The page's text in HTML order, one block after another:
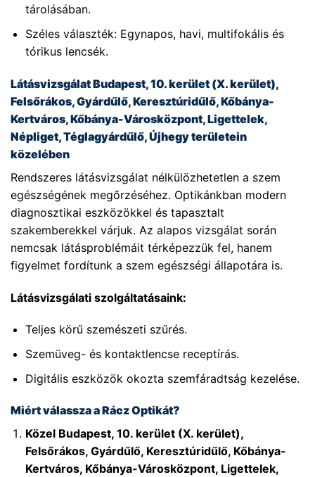
tárolásában.
Széles választék: Egynapos, havi, multifokális és
tórikus lencsék.
Látásvizsgálat Budapest, 10. kerület (X. kerület),
Felsőrákos, Gyárdűlő, Keresztúridűlő, Kőbánya-
Kertváros, Kőbánya-Városközpont, Ligettelek,
Népliget, Téglagyárdűlő, Újhegy területein
közelében
Rendszeres látásvizsgálat nélkülözhetetlen a szem
egészségének megőrzéséhez. Optikánkban modern
diagnosztikai eszközökkel és tapasztalt
szakemberekkel várjuk. Az alapos vizsgálat során
nemcsak látásproblémáit térképezzük fel, hanem
figyelmet fordítunk a szem egészségi állapotára is.
Látásvizsgálati szolgáltatásaink:
Teljes körű szemészeti szűrés.
Szemüveg- és kontaktlencse receptírás.
Digitális eszközök okozta szemfáradtság kezelése.
Miért válassza a Rácz Optikát?
Közel Budapest, 10. kerület (X. kerület),
Felsőrákos, Gyárdűlő, Keresztúridűlő, Kőbánya-
Kertváros, Kőbánya-Városközpont, Ligettelek,